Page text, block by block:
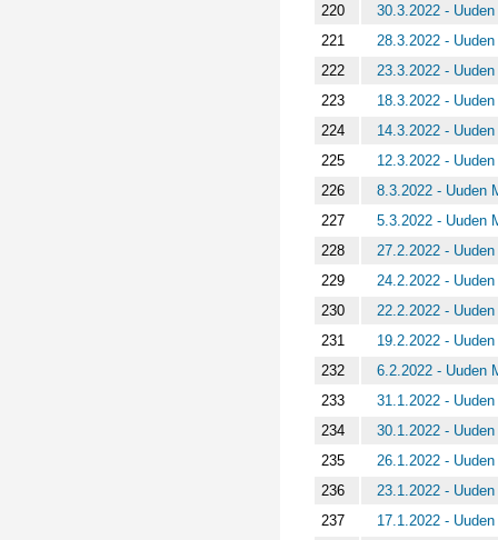
220
30.3.2022 -
221
28.3.2022 -
222
23.3.2022 -
223
18.3.2022 -
224
14.3.2022 -
225
12.3.2022 -
226
8.3.2022 - Uuden
227
5.3.2022 - Uuden
228
27.2.2022 -
229
24.2.2022 -
230
22.2.2022 -
231
19.2.2022 -
232
6.2.2022 - Uuden
233
31.1.2022 -
234
30.1.2022 -
235
26.1.2022 -
236
23.1.2022 -
237
17.1.2022 -